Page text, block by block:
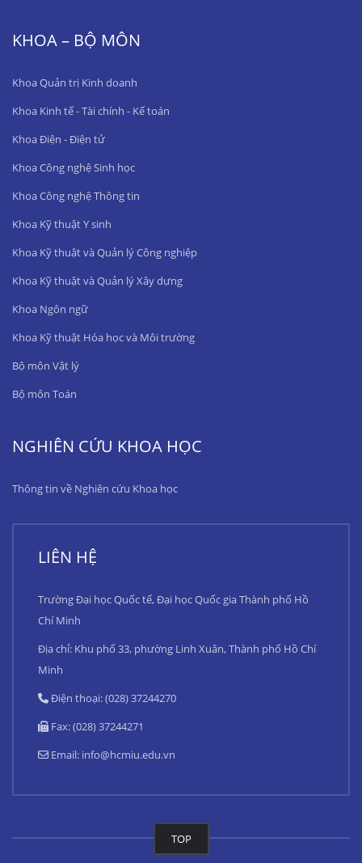
KHOA – BỘ MÔN
Khoa Quản trị Kinh doanh
Khoa Kinh tế - Tài chính - Kế toán
Khoa Điện - Điện tử
Khoa Công nghệ Sinh học
Khoa Công nghệ Thông tin
Khoa Kỹ thuật Y sinh
Khoa Kỹ thuật và Quản lý Công nghiệp
Khoa Kỹ thuật và Quản lý Xây dựng
Khoa Ngôn ngữ
Khoa Kỹ thuật Hóa học và Môi trường
Bộ môn Vật lý
Bộ môn Toán
NGHIÊN CỨU KHOA HỌC
Thông tin về Nghiên cứu Khoa học
LIÊN HỆ
Trường Đại học Quốc tế, Đại học Quốc gia Thành phố Hồ
Chí Minh
Địa chỉ: Khu phố 33, phường Linh Xuân, Thành phố Hồ Chí
Minh
Điện thoại: (028) 37244270
Fax: (028) 37244271
Email: info@hcmiu.edu.vn
TOP